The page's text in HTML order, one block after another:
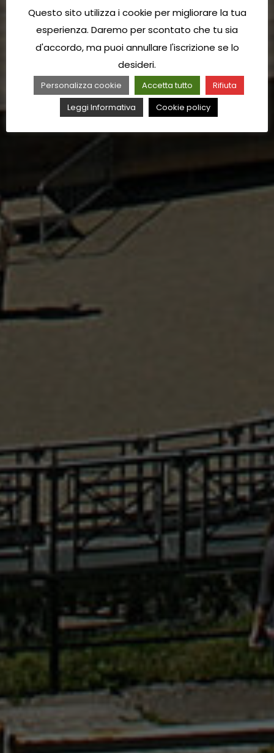
Questo sito utilizza i cookie per migliorare la tua
esperienza. Daremo per scontato che tu sia
d'accordo, ma puoi annullare l'iscrizione se lo
desideri.
Personalizza cookie Accetta tutto
Rifiuta
Leggi Informativa
Cookie policy